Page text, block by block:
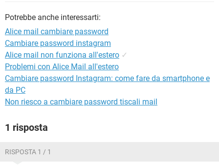
Potrebbe anche interessarti:
Alice mail cambiare password
Cambiare password instagram
Alice mail non funziona all'estero ✓
Problemi con Alice Mail all'estero
Cambiare password Instagram: come fare da smartphone e
da PC
Non riesco a cambiare password tiscali mail
1 risposta
RISPOSTA 1 / 1